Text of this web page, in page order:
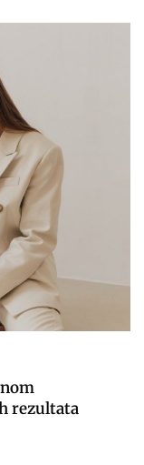
rezultata